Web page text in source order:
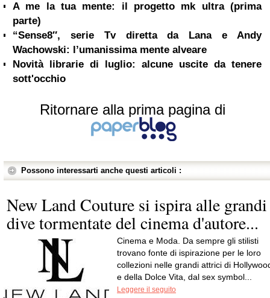
A me la tua mente: il progetto mk ultra (prima
parte)
“Sense8″, serie Tv diretta da Lana e Andy
Wachowski: l’umanissima mente alveare
Novità librarie di luglio: alcune uscite da tenere
sott'occhio
Ritornare alla prima pagina di
Possono interessarti anche questi articoli :
New Land Couture si ispira alle grandi
dive tormentate del cinema d'autore...
Cinema e Moda. Da sempre gli stilisti
trovano fonte di ispirazione per le loro
collezioni nelle grandi attrici di
e della Dolce Vita, dal sex symbol...
Leggere il seguito